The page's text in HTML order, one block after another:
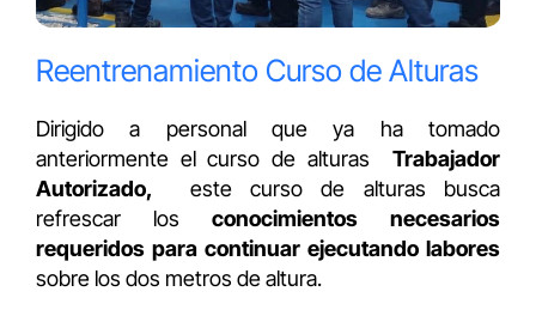
Reentrenamiento Curso de Alturas
Dirigido a personal que ya ha tomado
anteriormente el curso de alturas Trabajador
Autorizado, este curso de alturas busca
refrescar los conocimientos necesarios
requeridos para continuar ejecutando labores
sobre los dos metros de altura.